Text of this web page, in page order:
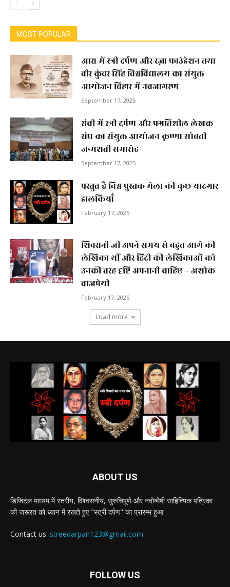
MOST POPULAR
आरा में स्त्री दर्पण और रज़ा फाउंडेशन तथा
वीर कुंवर सिंह विश्वविद्यालय का संयुक्त
आयोजन बिहार में नवजागरण
September 17, 2025
रांची में स्त्री दर्पण और प्रगतिशील लेखक
संघ का संयुक्त आयोजन कृष्णा सोबती
जन्मशती समारोह
September 17, 2025
प्रस्तुत है विश्व पुस्तक मेला की कुछ यादगार
झलकियाॅं
February 17, 2025
शिवरानी जी अपने समय से बहुत आगे की
लेखिका थीं और हिंदी की लेखिकाओं को
उनकी तरह दृष्टि अपनानी चाहिए – अशोक
वाजपेयी
February 17, 2025
Load more
ABOUT US
डिजिटल माध्यम में स्तरीय, विश्वसनीय, सुरुचिपूर्ण और नवोन्मेषी साहित्यिक पत्रिका
की जरूरत को ध्यान में रखते हुए "स्त्री दर्पण" का प्रारम्भ हुआ
Contact us: streedarpan123@gmail.com
FOLLOW US